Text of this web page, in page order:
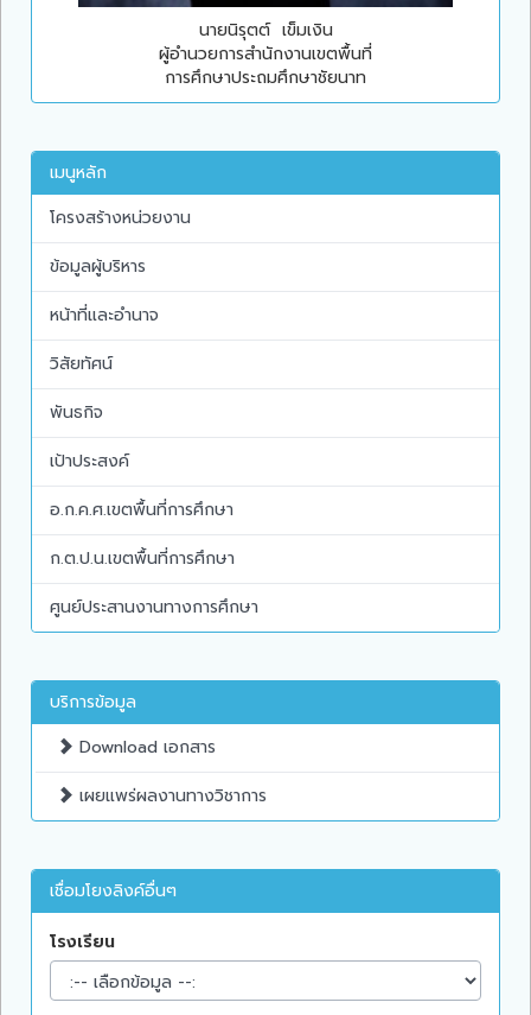
นายนิรุตต์ เข็มเงิน
ผู้อำนวยการสำนักงานเขตพื้นที่
การศึกษาประถมศึกษาชัยนาท
เมนูหลัก
โครงสร้างหน่วยงาน
ข้อมูลผู้บริหาร
หน้าที่และอำนาจ
วิสัยทัศน์
พันธกิจ
เป้าประสงค์
อ.ก.ค.ศ.เขตพื้นที่การศึกษา
ก.ต.ป.น.เขตพื้นที่การศึกษา
ศูนย์ประสานงานทางการศึกษา
บริการข้อมูล
Download เอกสาร
เผยแพร่ผลงานทางวิชาการ
เชื่อมโยงลิงค์อื่นๆ
โรงเรียน